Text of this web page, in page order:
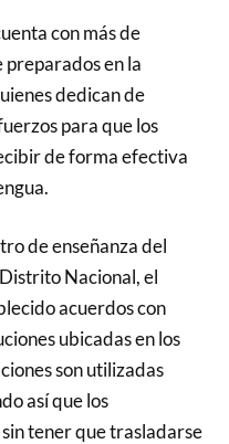
con más de
en la
dedican de
para que los
de forma efectiva
de enseñanza del
Nacional, el
acuerdos con
ubicadas en los
son utilizadas
así que los
tener que trasladarse